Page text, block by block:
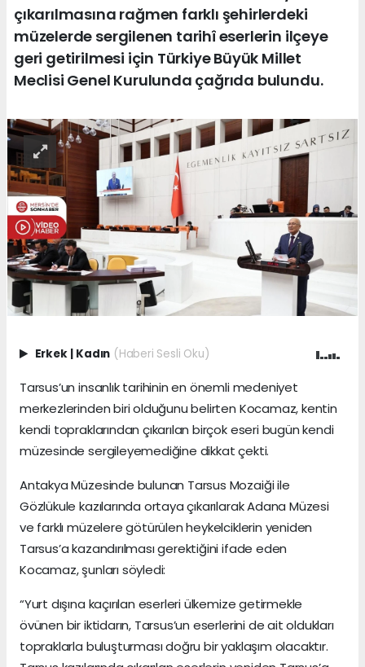
çıkarılmasına rağmen farklı şehirlerdeki
müzelerde sergilenen tarihî eserlerin ilçeye
geri getirilmesi için Türkiye Büyük Millet
Meclisi Genel Kurulunda çağrıda bulundu.
Erkek Kadın (Haberi Sesli Oku)
Tarsus’un insanlık tarihinin en önemli medeniyet
merkezlerinden biri olduğunu belirten Kocamaz, kentin
kendi topraklarından çıkarılan birçok eseri bugün kendi
müzesinde sergileyemediğine dikkat çekti.
Antakya Müzesinde bulunan Tarsus Mozaiği ile
Gözlükule kazılarında ortaya çıkarılarak Adana Müzesi
ve farklı müzelere götürülen heykelciklerin yeniden
Tarsus’a kazandırılması gerektiğini ifade eden
Kocamaz, şunları söyledi:
“Yurt dışına kaçırılan eserleri ülkemize getirmekle
övünen bir iktidarın, Tarsus’un eserlerini de ait oldukları
topraklarla buluşturması doğru bir yaklaşım olacaktır.